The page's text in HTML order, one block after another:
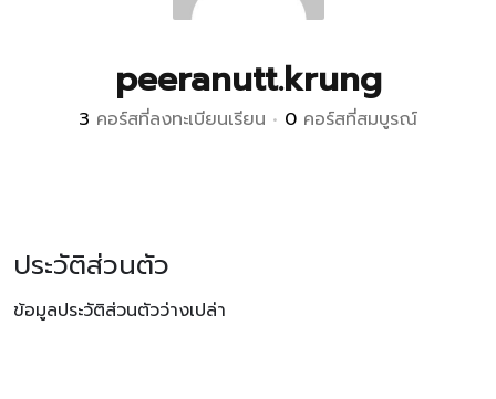
peeranutt.krung
3 คอร์สที่ลงทะเบียนเรียน • 0 คอร์สที่สมบูรณ์
ประวัติส่วนตัว
ข้อมูลประวัติส่วนตัวว่างเปล่า